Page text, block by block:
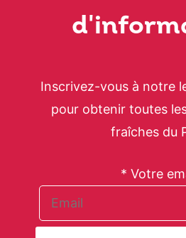
Inscrivez-vous à notre
pour obtenir toutes
fraîches du
* Votre